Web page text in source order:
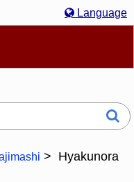
Language
日本語
Hyakunora